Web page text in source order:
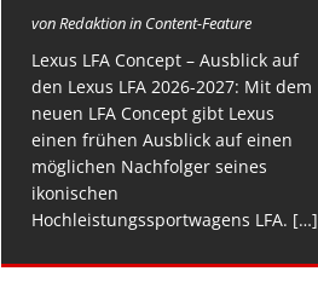
von Redaktion in Content-Feature
Lexus LFA Concept – Ausblick auf
den Lexus LFA 2026-2027: Mit dem
neuen LFA Concept gibt Lexus
einen frühen Ausblick auf einen
möglichen Nachfolger seines
ikonischen
Hochleistungssportwagens LFA. […]